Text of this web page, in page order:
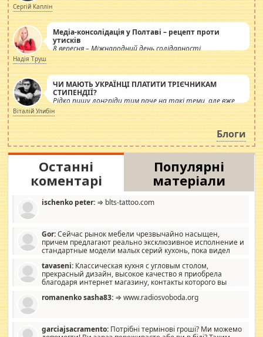
Сергій Каплін
Медіа-консолідація у Полтаві – рецепт проти
утисків
8 вересня – Міжнародний день солідарності
журналістів.
Надія Труш
ЧИ МАЮТЬ УКРАЇНЦІ ПЛАТИТИ ТРІЄЧНИКАМ
СТИПЕНДІЇ?
Рідко пишу лонгріди тим паче на такі теми, але вже
просто дістало! Обурюють сьогоднішні інсенуації
навколо стипендіального питання. Штучно
роздувається ще одна соціальна катастрофа.
Віталій Улибін
Блоги
Останні
коментарі
Популярні
матеріали
ischenko peter: ⇒ blts-tattoo.com
Gor:Сейчас рынок мебели чрезвычайно насыщен,
причем предлагают реально эксклюзивное исполнение и
стандартные модели малых серий кухонь, пока видел
стандартные формы, в MebelOk, креативненько и что главное -
со вкусом все в порядке, без ненужных наворотов удорожающих
мебель, а это не последний фактор.
tavaseni: Классическая кухня с угловым столом,
прекрасный дизайн, высокое качество я приобрела
благодаря интернет магазину, контакты которого вы
romanenko sasha83: ⇒ www.radiosvoboda.org
garciajsacramento: Потрібні термінові гроші? Ми можемо